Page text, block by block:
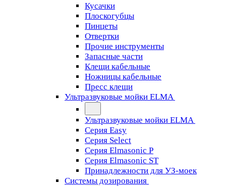
Кусачки
Плоскогубцы
Пинцеты
Отвертки
Прочие инструменты
Запасные части
Клещи кабельные
Ножницы кабельные
Пресс клещи
Ультразвуковые мойки ELMA
Ультразвуковые мойки ELMA
Серия Easy
Серия Select
Серия Elmasonic P
Серия Elmasonic ST
Принадлежности для УЗ-моек
Системы дозирования